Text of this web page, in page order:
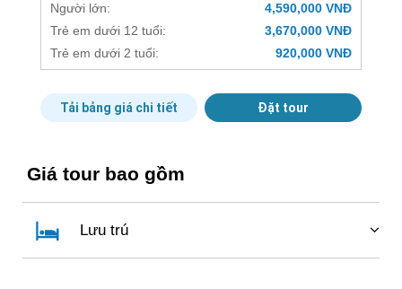
Người lớn:
4,590,000 VNĐ
Trẻ em dưới 12 tuổi:
3,670,000 VNĐ
Trẻ em dưới 2 tuổi:
920,000 VNĐ
Tải bảng giá chi tiết Đặt tour
Giá tour bao gồm
Lưu trú
02 đêm nghỉ tại Seahore Resort – tiêu chuẩn 4 sao